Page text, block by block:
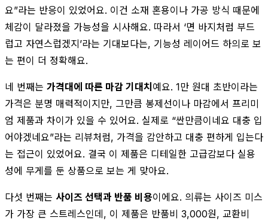
요”라는 반응이 있었어요. 이건 소재 혼용이나 가공 방식 때문에
체감이 달라졌을 가능성을 시사해요. 따라서 ‘면 바지처럼 부드
럽고 자연스럽겠지’라는 기대보다는, 기능성 레이어드 하의로 보
는 편이 더 정확해요.
네 번째는 가격대에 따른 마감 기대치예요. 1만 원대 초반이라는
가격은 분명 매력적이지만, 그만큼 봉제선이나 마감에서 프리미
엄 제품과 차이가 있을 수 있어요. 실제로 “싼만큼이네요 대충 입
어야겠네요”라는 리뷰처럼, 가격을 감안하고 대충 편하게 입는다
는 접근이 있었어요. 결국 이 제품은 디테일한 고급감보다 실용
성에 무게를 둔 상품으로 보는 게 맞아요.
다섯 번째는 사이즈 선택과 반품 비용이에요. 의류는 사이즈 미스
가 가장 큰 스트레스인데, 이 제품은 반품비 3,000원, 교환비